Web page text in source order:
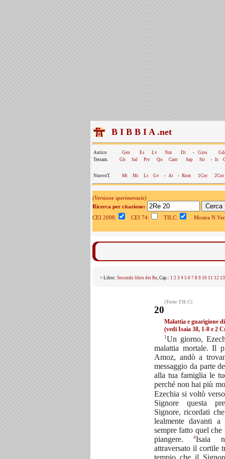
B I B B I A .net
Antico Gen Es Lv Nm Dt - Gios
Testam.
Gb Sal Prv Qo Cant Sap Sir - Is
NuovoT. Mt Mc Lc Gv - At - Rom 1Cor 2Cor
(Versione sperimentale)
Ricerca per citazione:
CEI 2008:
CEI 74: TILC: Mostra
> Libro: Secondo libro dei Re, Cap.: 1 2 3 4 5 6 7 8 9 10 11 12 13
(Testo TILC)
20
Malattia e guarigione
(vedi Isaia 38, 1-8 e 2
1Un giorno,
malattia mortale. Il
Amoz, andò a
messaggio da parte
alla tua famiglia le
perché non hai più
Ezechia si voltò
Signore questa
Signore, ricordati
lealmente davanti
sempre fatto quel
piangere.4Isaia
attraversato il cortile